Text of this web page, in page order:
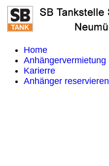
Home
Anhängervermietung
Karierre
Anhänger reservieren